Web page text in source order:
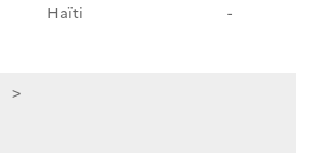
Haïti -